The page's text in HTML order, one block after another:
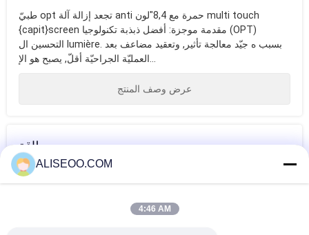
طبيّ opt تجعد إزالة آلة anti حمرة مع 8,4"لون multi touch
{capit}screen مقدمة موجزة: أفضل ذبذبة تكنولوجيا (OPT)
التحسين ال lumière. بسبب ه جيّد معالجة تأثير, وتعقيد مضاعف بعد
العمليّة الجراحيّة أقلّ, يصبح هو الإ...
عرض وصف المنتج
بطاقة
ALISEOO.COM
4:46 AM